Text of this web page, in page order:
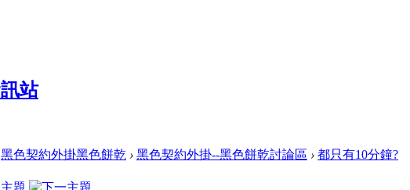
黑色契約外掛黑色餅乾 › 黑色契約外掛--黑色餅乾討論區 › 都只有10分鐘?